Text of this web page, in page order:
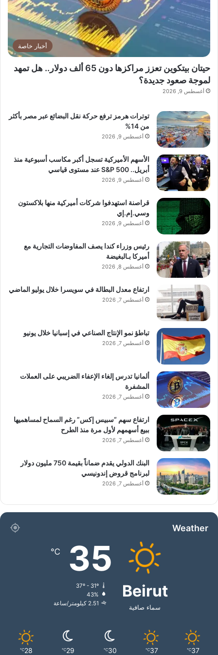
تسليمات “بي واي دي” الشهرية خلال يوليو
أخبار خاصة
حيتان بيتكوين تعزز مراكزها دون 65 ألف دولار.. هل تمهد
لموجة صعود جديدة؟
أغسطس 9, 2026
توترات هرمز ترفع حركة نقل البضائع عبر مصر بأكثر
من 14%
أغسطس 9, 2026
الأسهم الأميركية تسجل أكبر مكاسب أسبوعية منذ
أبريل.. S&P 500 عند مستوى قياسي
أغسطس 9, 2026
قراصنة استهدفوا شركات أميركية منها بلاكستون
وسي.إم.إي
أغسطس 9, 2026
رئيس وزراء كندا يصف المفاوضات التجارية مع
أميركا بـالبغيضة
أغسطس 8, 2026
ارتفاع معدل البطالة في سويسرا خلال يوليو الماضي
أغسطس 7, 2026
تباطؤ نمو الإنتاج الصناعي في إسبانيا خلال يونيو
أغسطس 7, 2026
ألمانيا تدرس إلغاء الإعفاء الضريبي على العملات
المشفرة
أغسطس 7, 2026
ارتفاع سهم “سبيس إكس” رغم السماح لمساهميها
ببيع أسهمهم لأول مرة منذ الطرح
أغسطس 7, 2026
البنك الدولي يقدم ضماناً بقيمة 750 مليون دولار
لبرنامج قروض إندونيسي
أغسطس 7, 2026
Weather
Beirut
سماء صافية
35
℃
37º - 31º
43%
2.51 كيلومتر/ساعة
37
℃
37
℃
30
℃
29
℃
28
℃